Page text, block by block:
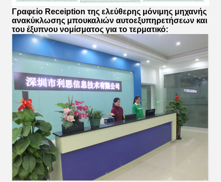
Γραφείο Receiption της ελεύθερης μόνιμης μηχανής
ανακύκλωσης μπουκαλιών αυτοεξυπηρετήσεων και
του έξυπνου νομίσματος για το τερματικό: